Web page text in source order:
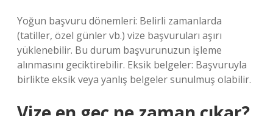
Yoğun başvuru dönemleri: Belirli zamanlarda
(tatiller, özel günler vb.) vize başvuruları aşırı
yüklenebilir. Bu durum başvurunuzun işleme
alınmasını geciktirebilir. Eksik belgeler: Başvuruyla
birlikte eksik veya yanlış belgeler sunulmuş olabilir.